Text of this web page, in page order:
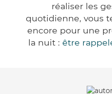
réaliser les
quotidienne, vous
encore pour une
la nuit : être